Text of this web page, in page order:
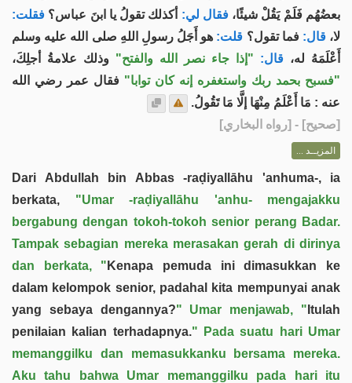
بعضُهُم فَلَمْ يَقُلْ شيئًا، فقال لي: أكذلك تقولُ يا ابنَ عباس؟ فقلت:
لا، قال: فما تقول؟ قلت: هو أَجَلُ رسولِ اللهِ صلى الله عليه وسلم
أَعْلَمَهُ له، قال: "إذا جاء نصر الله والفتح" وذلك علامةُ أجلِكَ،
"فسبح بحمد ربك واستغفره إنه كان توابا" فقال عمر رضي الله
عنه : مَا أَعْلَمُ مِنْهَا إلَّا مَا تَقُولُ.
[صحيح] - [رواه البخاري]
المزيــد ...
Dari Abdullah bin Abbas -raḍiyallāhu 'anhuma-, ia
berkata, "Umar -raḍiyallāhu 'anhu- mengajakku
bergabung dengan tokoh-tokoh senior perang Badar.
Tampak sebagian mereka merasakan gerah di dirinya
dan berkata, " Kenapa pemuda ini dimasukkan ke
dalam kelompok senior, padahal kita mempunyai anak
yang sebaya dengannya?" Umar menjawab, " Itulah
penilaian kalian terhadapnya." Pada suatu hari Umar
memanggilku dan memasukkanku bersama mereka.
Aku tahu bahwa Umar memanggilku pada hari itu